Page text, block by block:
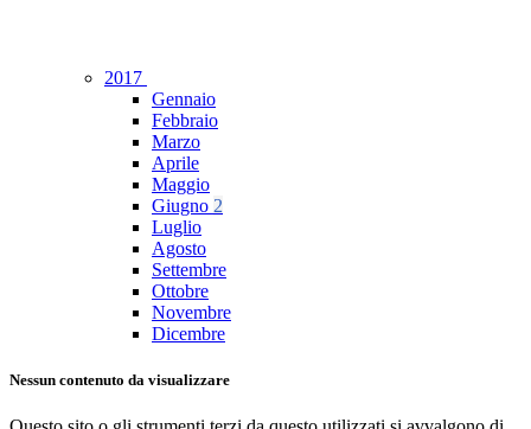
2017
Gennaio
Febbraio
Marzo
Aprile
Maggio
Giugno 2
Luglio
Agosto
Settembre
Ottobre
Novembre
Dicembre
Nessun contenuto da visualizzare